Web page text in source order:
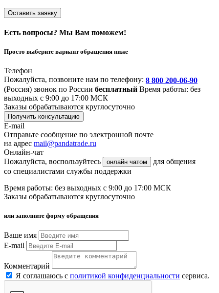
Оставить заявку
Есть вопросы? Мы Вам поможем!
Просто выберите вариант обращения ниже
Телефон
Пожалуйста, позвоните нам по телефону: 8 800 200-06-90
(Россия) звонок по России бесплатный Время работы: без
выходных с 9:00 до 17:00 МСК
Заказы обрабатываются круглосуточно
Получить консультацию
E-mail
Отправьте сообщение по электронной почте
на адрес mail@pandatrade.ru
Онлайн-чат
Пожалуйста, воспользуйтесь
онлайн чатом
для общения
со специалистами службы поддержки
Время работы: без выходных с 9:00 до 17:00 МСК
Заказы обрабатываются круглосуточно
или заполните форму обращения
Ваше имя
E-mail
Комментарий
Я соглашаюсь с политикой конфиденциальности сервиса.